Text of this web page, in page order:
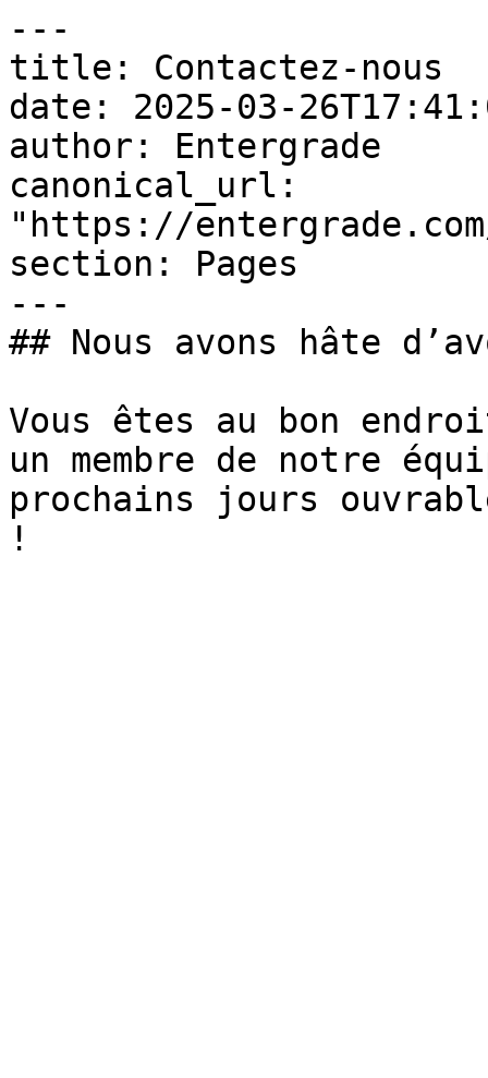
---
title: Contactez-nous
date: 2025-03-
author: Entergrade
canonical_url:
"https://
section: Pages
---
## Nous avons hâte
Vous êtes au bon
un membre de notre
prochains jours